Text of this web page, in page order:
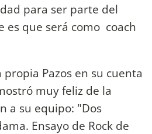
para ser parte del
es que será como coach
Pazos en su cuenta
muy feliz de la
a su equipo: "Dos
Ensayo de Rock de